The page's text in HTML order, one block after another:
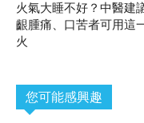
火氣大睡不好？中醫建
齦腫痛、口苦者可用這
火
您可能感興趣